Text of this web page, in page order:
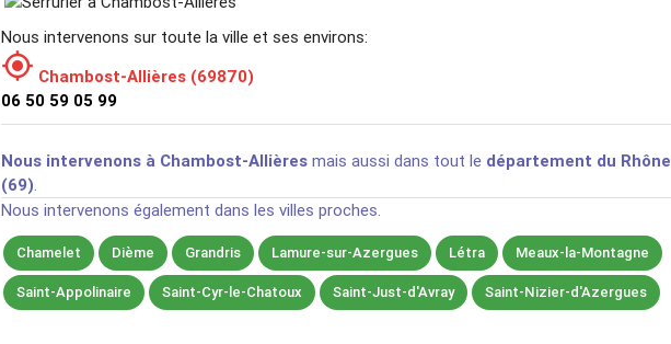
Nous intervenons sur toute la ville et ses environs:
 Chambost-Allières (69870)
06 50 59 05 99
Nous intervenons à Chambost-Allières mais aussi dans tout le département du Rhône
(69).
Nous intervenons également dans les villes proches.
Chamelet Dième Grandris Lamure-sur-Azergues Létra Meaux-la-Montagne
Saint-Appolinaire Saint-Cyr-le-Chatoux Saint-Just-d'Avray Saint-Nizier-d'Azergues